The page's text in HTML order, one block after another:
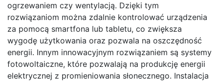
ogrzewaniem czy wentylacją. Dzięki tym
rozwiązaniom można zdalnie kontrolować urządzenia
za pomocą smartfona lub tabletu, co zwiększa
wygodę użytkowania oraz pozwala na oszczędność
energii. Innym innowacyjnym rozwiązaniem są systemy
fotowoltaiczne, które pozwalają na produkcję energii
elektrycznej z promieniowania słonecznego. Instalacja